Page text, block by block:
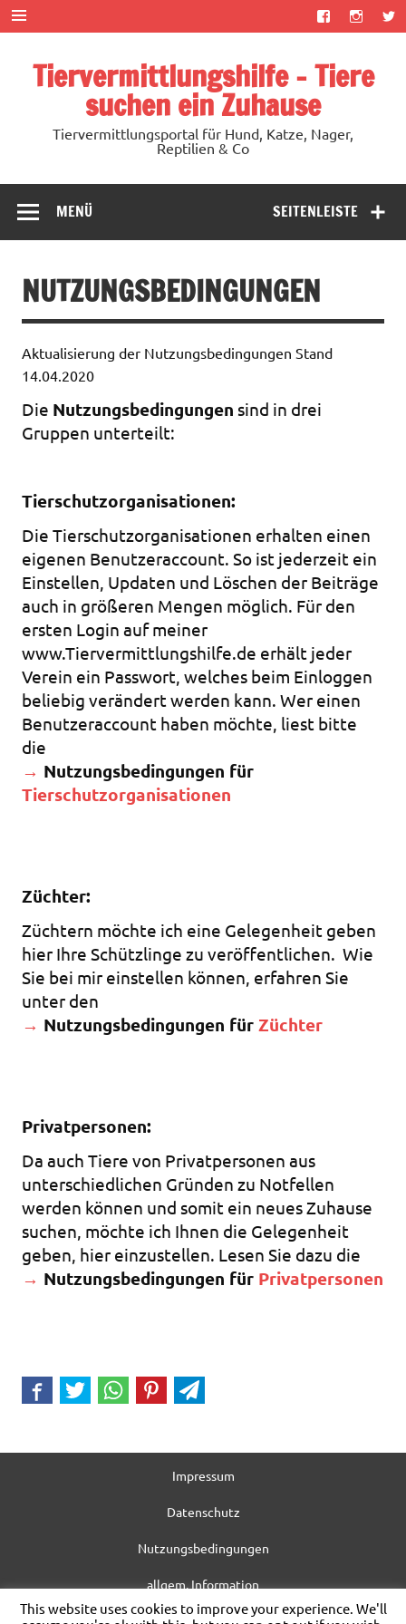
Zum
Inhalt
springen
Tiervermittlungshilfe – Tiere
suchen ein Zuhause
Tiervermittlungsportal für Hund, Katze, Nager,
Reptilien & Co
SEITENLEISTE
MENÜ
NUTZUNGSBEDINGUNGEN
Aktualisierung der Nutzungsbedingungen Stand
14.04.2020
Die Nutzungsbedingungen sind in drei
Gruppen unterteilt:
Tierschutzorganisationen:
Die Tierschutzorganisationen erhalten einen
eigenen Benutzeraccount. So ist jederzeit ein
Einstellen, Updaten und Löschen der Beiträge
auch in größeren Mengen möglich. Für den
ersten Login auf meiner
www.Tiervermittlungshilfe.de erhält jeder
Verein ein Passwort, welches beim Einloggen
beliebig verändert werden kann. Wer einen
Benutzeraccount haben möchte, liest bitte
die
→ Nutzungsbedingungen für
Tierschutzorganisationen
Züchter:
Züchtern möchte ich eine Gelegenheit geben
hier Ihre Schützlinge zu veröffentlichen. Wie
Sie bei mir einstellen können, erfahren Sie
unter den
→ Nutzungsbedingungen für Züchter
Privatpersonen:
Da auch Tiere von Privatpersonen aus
unterschiedlichen Gründen zu Notfellen
werden können und somit ein neues Zuhause
suchen, möchte ich Ihnen die Gelegenheit
geben, hier einzustellen. Lesen Sie dazu die
→ Nutzungsbedingungen für Privatpersonen
Impressum
Datenschutz
Nutzungsbedingungen
allgem. Information
WordPress-Theme: Dynamic News von ThemeZee.
This website uses cookies to improve your experience. We'll